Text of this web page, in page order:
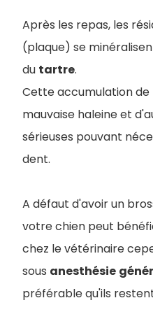
Après les repas, les
(plaque) se
du tartre.
Cette accumulation
mauvaise haleine et
sérieuses pouvant
dent.
A défaut d'avoir un
votre chien peut
chez le vétérinaire
sous anesthésie
préférable qu'ils